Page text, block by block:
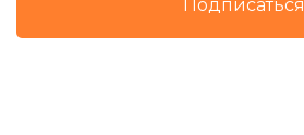
Подписаться